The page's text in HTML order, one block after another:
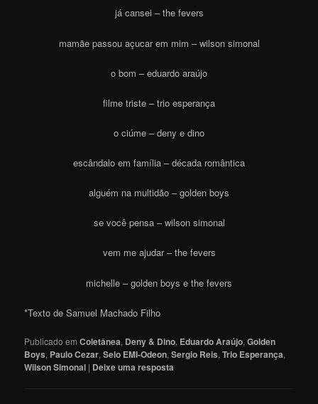
já cansei – the fevers
mamãe passou açucar em mim – wilson simonal
o bom – eduardo araújo
filme triste – trio esperança
o ciúme – deny e dino
escândalo em família – década romântica
alguém na multidão – golden boys
se você pensa – wilson simonal
vem me ajudar – the fevers
michelle – golden boys e the fevers
*Texto de Samuel Machado Filho
Publicado em Coletânea, Deny & Dino, Eduardo Araújo,Golden
Boys, Paulo Cezar,Selo EMI-Odeon,Sergio Reis,Trio Esperança,
Wilson Simonal | Deixe uma resposta